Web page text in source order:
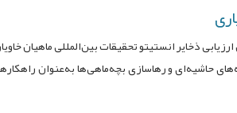
ذخایر انستیتو تحقیقات بین‌المللی ماهیان
حاشیه‌ای و رهاسازی بچه‌ماهی‌ها به‌عنوان